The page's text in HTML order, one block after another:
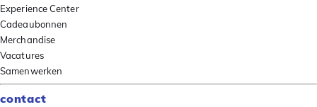
Experience Center
Cadeaubonnen
Merchandise
Vacatures
Samenwerken
contact